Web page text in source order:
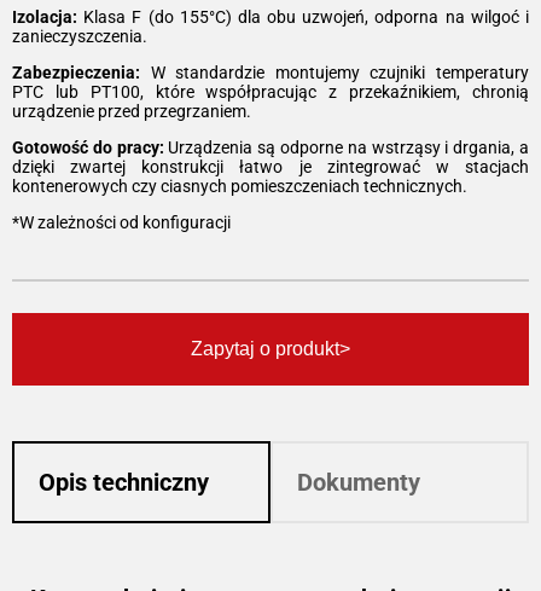
Izolacja: Klasa F (do 155°C) dla obu uzwojeń, odporna na wilgoć i
zanieczyszczenia.
Zabezpieczenia: W standardzie montujemy czujniki temperatury
PTC lub PT100, które współpracując z przekaźnikiem, chronią
urządzenie przed przegrzaniem.
Gotowość do pracy: Urządzenia są odporne na wstrząsy i drgania, a
dzięki zwartej konstrukcji łatwo je zintegrować w stacjach
kontenerowych czy ciasnych pomieszczeniach technicznych.
*W zależności od konfiguracji
Zapytaj o produkt
Opis techniczny Dokumenty